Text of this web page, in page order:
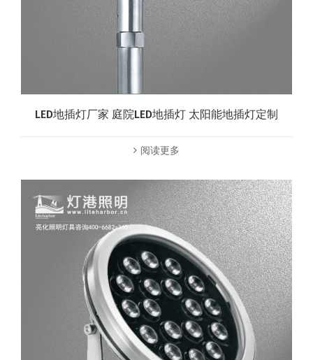
LED地插灯厂家 庭院LED地插灯 太阳能地插灯定制
阅读更多